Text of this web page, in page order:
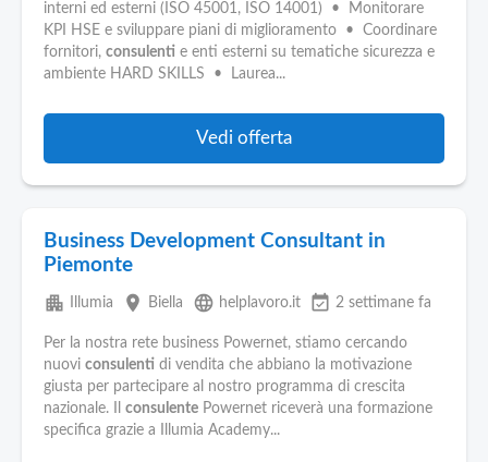
interni ed esterni (ISO 45001, ISO 14001) • Monitorare
KPI HSE e sviluppare piani di miglioramento • Coordinare
fornitori, consulenti e enti esterni su tematiche sicurezza e
ambiente HARD SKILLS • Laurea...
Vedi offerta
Business Development Consultant in
Piemonte
apartment Illumia place Biella language helplavoro.it event_available 2 settimane fa
Per la nostra rete business Powernet, stiamo cercando
nuovi consulenti di vendita che abbiano la motivazione
giusta per partecipare al nostro programma di crescita
nazionale. Il consulente Powernet riceverà una formazione
specifica grazie a Illumia Academy...